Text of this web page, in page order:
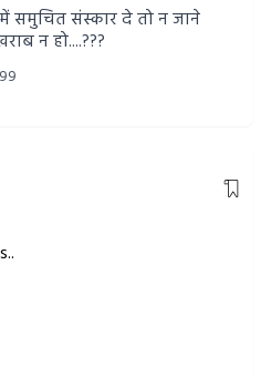
संस्कार दे तो न जाने
न हो....???